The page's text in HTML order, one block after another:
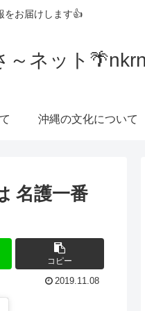
をお届けします👍
～ネット
沖縄の文化について
名護一番
コピー
2019.11.08